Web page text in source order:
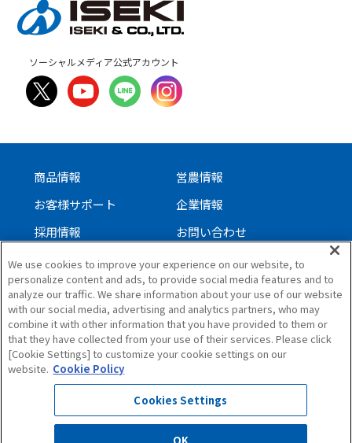
ソーシャルメディア公式アカウント
商品情報
営農情報
お客様サポート
企業情報
採用情報
お問い合わせ
サイトについて
個人情報保護方針
ソーシャルメディアガイドライン
サイトマップ
We use cookies to improve your experience on our website, to
personalize content and ads, to provide social media features and to
analyze our traffic. We share information about your use of our website
with our social media, advertising and analytics partners, who may
combine it with other information that you have provided to them or
that they have collected from your use of their services. Please click
[Cookie Settings] to customize your cookie settings on our
website. Cookie Policy
Cookies Settings